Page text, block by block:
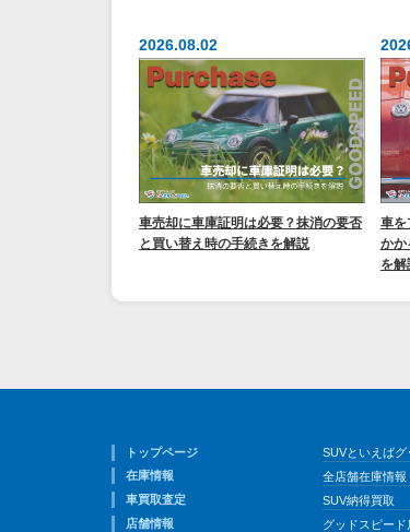
2026.08.02
車売却に車庫証明は必要？抹消の要否
と買い替え時の手続きを解説
車を
かか
を解
トップページ
SUVといえば
在庫情報
全店舗在庫情報
車買取査定
SUV納得買取
店舗情報
グッドスピード